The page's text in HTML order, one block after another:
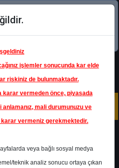
indirin!
işlemler sonucunda kar elde
riskiniz de bulunmaktadır.
karar vermeden önce, piyasada
mali durumunuzu ve
karar vermeniz gerekmektedir.
veya bağlı sosyal medya
teknik analiz sonucu ortaya çıkan